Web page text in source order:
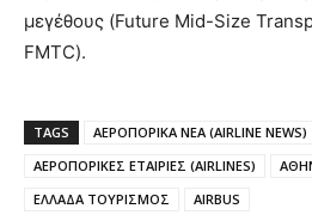
μεγέθους (Future Mid-Size
FMTC).
TAGS
ΑΕΡΟΠΟΡΙΚΑ ΝΕΑ (AIRLINE NEWS)
ΑΕΡΟΠΟΡΙΚΕΣ ΕΤΑΙΡΙΕΣ (AIRLINES)
ΕΛΛΑΔΑ ΤΟΥΡΙΣΜΟΣ
AIRBUS